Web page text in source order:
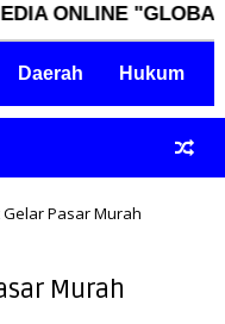
Daerah Hukum
Pasar Murah
Murah